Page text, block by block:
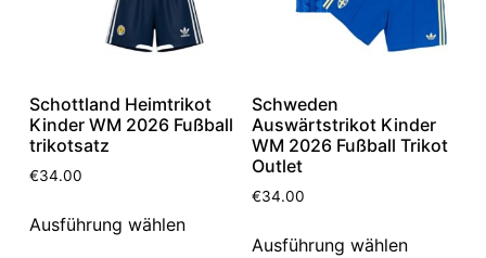
Schottland Heimtrikot
Kinder WM 2026 Fußball
trikotsatz
€34.00
Ausführung wählen
Schweden
Auswärtstrikot Kinder
WM 2026 Fußball Trikot
Outlet
€34.00
Ausführung wählen